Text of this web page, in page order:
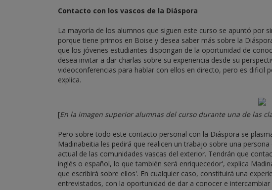
Contacto con los vascos de la Diáspora
La mayoría de los alumnos que siguen este curso se apuntó por
porque tiene primos en Boise y desea saber más sobre la
que los jóvenes estudiantes dispongan de la oportunidad de
desea invitar a dar charlas sobre su experiencia desde su
videoconferencias para hablar con ellos en directo, pero es dificil
explica.
[En la imagen superior alumnas del curso durante una de las
Pero sobre todo este contacto personal con la Diáspora se
Madinabeitia les pedirá que realicen un trabajo sobre una
actual de las comunidades vascas del exterior. Tendrán que
inglés o español, lo que también será enriquecedor', explica
que escribirá sobre ellos'. En cualquier caso, constituirá una
entrevistados, con la oportunidad de dar a conocer e